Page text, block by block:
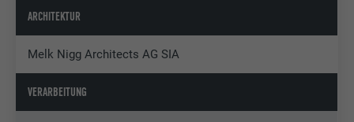
ARCHITEKTUR
Melk Nigg Architects AG SIA
VERARBEITUNG